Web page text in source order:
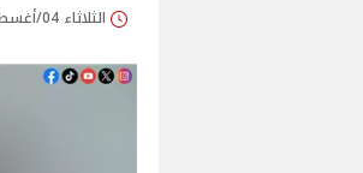
الثلاثاء 04/أغسطس/2026 - 09:34 م